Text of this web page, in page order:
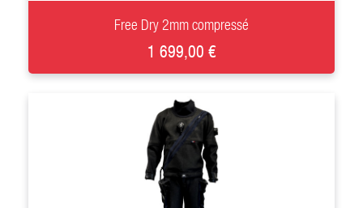
Free Dry 2mm compressé
1 699,00 €